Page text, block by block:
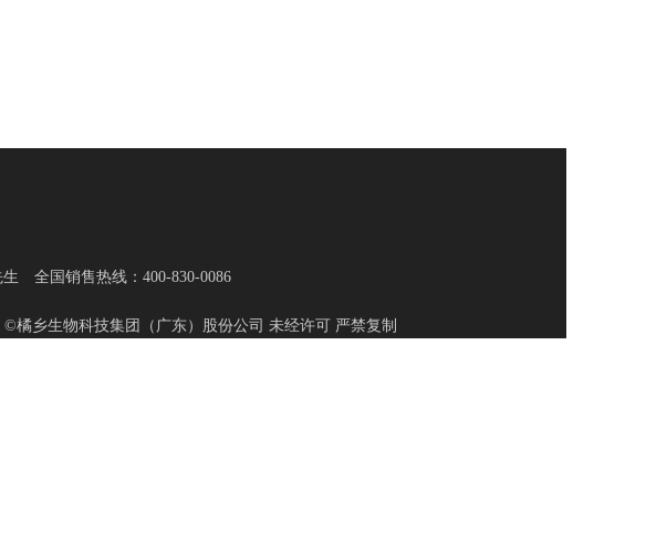
全国销售热线：400-830-0086
©橘乡生物科技集团（广东）股份公司 未经许可 严禁复制